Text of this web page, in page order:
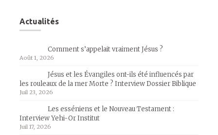
Actualités
Comment s’appelait vraiment Jésus ?
Août 1, 2026
Jésus et les Évangiles ont-ils été influencés par
les rouleaux de la mer Morte ? Interview Dossier Biblique
Juil 23, 2026
Les esséniens et le Nouveau Testament :
Interview Yehi-Or Institut
Juil 17, 2026